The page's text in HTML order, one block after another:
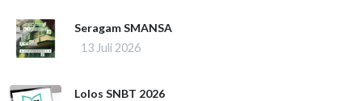
Seragam SMANSA
13 Juli 2026
Lolos SNBT 2026